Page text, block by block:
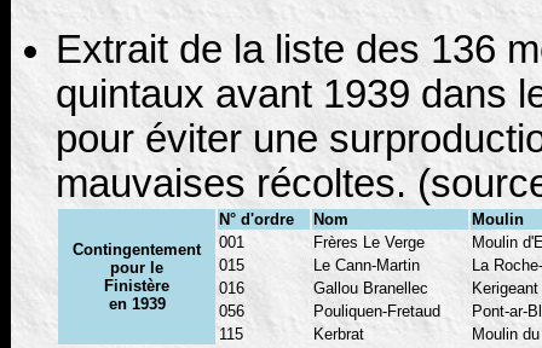
Extrait de la liste des 136
quintaux avant 1939 dans
pour éviter une
mauvaises récoltes.
Contingentement
pour le
Finistère
en 1939
N° d'ordre Nom
Moulin
001
Frères Le Verge
Moulin
015
Le Cann-Martin
La
016
Gallou Branellec
Kerigeant
056
Pouliquen-Fretaud
Pont-ar-
115
Kerbrat Moulin